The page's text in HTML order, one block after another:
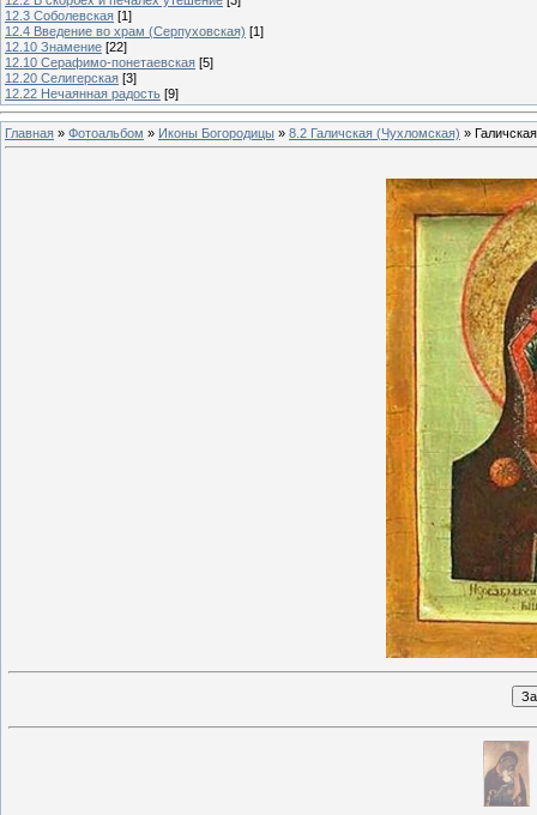
12.3 Соболевская [1]
12.4 Введение во храм (Серпуховская) [1]
12.10 Знамение [22]
12.10 Серафимо-понетаевская [5]
12.20 Селигерская [3]
12.22 Нечаянная радость [9]
Главная » Фотоальбом » Иконы Богородицы » 8.2 Галичская (Чухломская) »